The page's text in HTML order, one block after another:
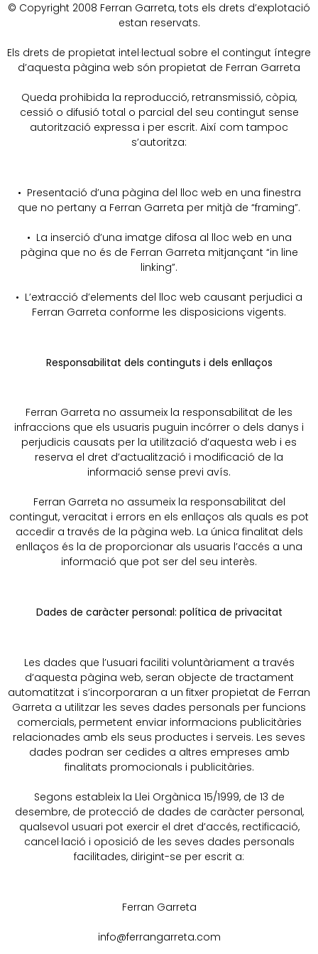
© Copyright 2008 Ferran Garreta, tots els drets d’explotació
estan reservats.
Els drets de propietat intel·lectual sobre el contingut íntegre
d’aquesta pàgina web són propietat de Ferran Garreta
Queda prohibida la reproducció, retransmissió, còpia,
cessió o difusió total o parcial del seu contingut sense
autorització expressa i per escrit. Així com tampoc
s’autoritza:
• Presentació d’una pàgina del lloc web en una finestra
que no pertany a Ferran Garreta per mitjà de “framing”.
• La inserció d’una imatge difosa al lloc web en una
pàgina que no és de Ferran Garreta mitjançant “in line
linking”.
• L’extracció d’elements del lloc web causant perjudici a
Ferran Garreta conforme les disposicions vigents.
Responsabilitat dels continguts i dels enllaços
Ferran Garreta no assumeix la responsabilitat de les
infraccions que els usuaris puguin incórrer o dels danys i
perjudicis causats per la utilització d’aquesta web i es
reserva el dret d’actualització i modificació de la
informació sense previ avís.
Ferran Garreta no assumeix la responsabilitat del
contingut, veracitat i errors en els enllaços als quals es pot
accedir a través de la pàgina web. La única finalitat dels
enllaços és la de proporcionar als usuaris l’accés a una
informació que pot ser del seu interès.
Dades de caràcter personal: política de privacitat
Les dades que l’usuari faciliti voluntàriament a través
d’aquesta pàgina web, seran objecte de tractament
automatitzat i s’incorporaran a un fitxer propietat de Ferran
Garreta a utilitzar les seves dades personals per funcions
comercials, permetent enviar informacions publicitàries
relacionades amb els seus productes i serveis. Les seves
dades podran ser cedides a altres empreses amb
finalitats promocionals i publicitàries.
Segons estableix la Llei Orgànica 15/1999, de 13 de
desembre, de protecció de dades de caràcter personal,
qualsevol usuari pot exercir el dret d’accés, rectificació,
cancel·lació i oposició de les seves dades personals
facilitades, dirigint-se per escrit a:
Ferran Garreta
info@ferrangarreta.com